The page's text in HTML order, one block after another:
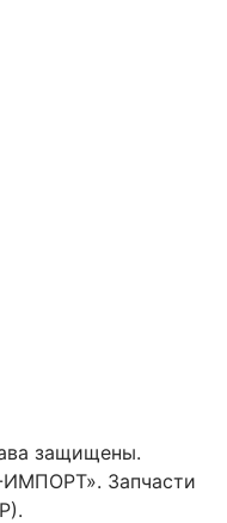
защищены.
Запчасти